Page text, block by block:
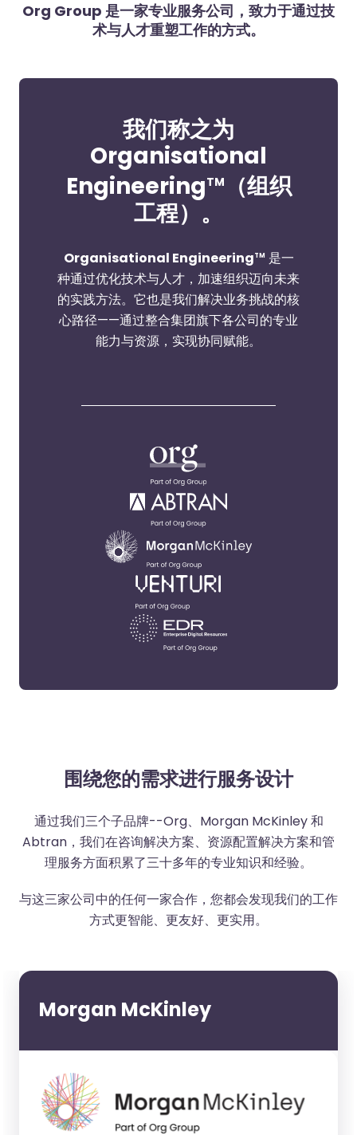
Org Group 是一家专业服务公司，致力于通过技
术与人才重塑工作的方式。
我们称之为
Organisational
EngineeringTM
（组织
工程）。
Organisational EngineeringTM 是一
种通过优化技术与人才，加速组织迈向未来
的实践方法。它也是我们解决业务挑战的核
心路径——通过整合集团旗下各公司的专业
能力与资源，实现协同赋能。
围绕您的需求进行服务设计
通过我们三个子品牌--Org、Morgan McKinley 和
Abtran，我们在咨询解决方案、资源配置解决方案和管
理服务方面积累了三十多年的专业知识和经验。
与这三家公司中的任何一家合作，您都会发现我们的工作
方式更智能、更友好、更实用。
Morgan McKinley